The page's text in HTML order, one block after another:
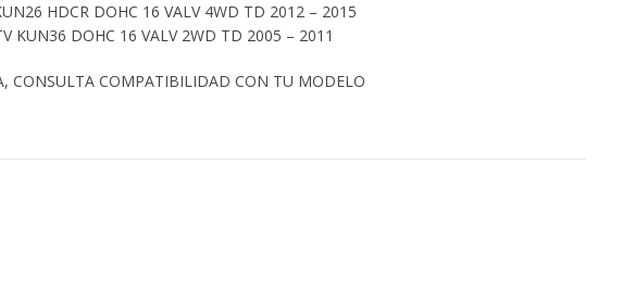
HDCR DOHC 16 VALV 4WD TD 2012 – 2015
KUN36 DOHC 16 VALV 2WD TD 2005 – 2011
CONSULTA COMPATIBILIDAD CON TU MODELO